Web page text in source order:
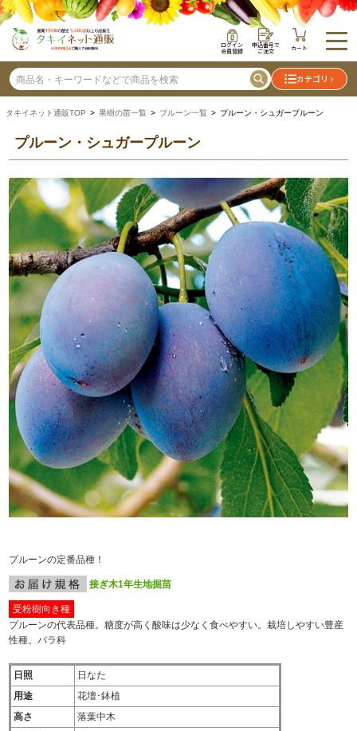
ログイン
会員登録
申込番号で
ご注文 カート
カテゴリ
タキイネット通販TOP > 果樹の苗一覧 > プルーン一覧 > プルーン・シュガープルーン
プルーン・シュガープルーン
プルーンの定番品種！
接ぎ木1年生地掘苗
受粉樹向き種
プルーンの代表品種。糖度が高く酸味は少なく食べやすい。栽培しやすい豊産
性種。バラ科
日照
日なた
用途
花壇･鉢植
高さ
落葉中木